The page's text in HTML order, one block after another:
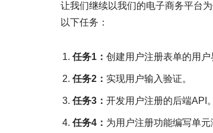
让我们继续以我们的电子商务平台
以下任务：
任务1： 创建用户注册表单的用户
任务2： 实现用户输入验证。
任务3： 开发用户注册的后端API。
任务4： 为用户注册功能编写单元